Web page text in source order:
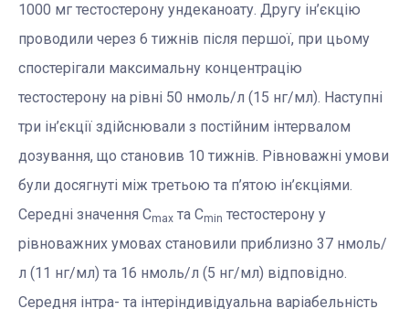
1000 мг тестостерону ундеканоату. Другу ін’єкцію
проводили через 6 тижнів після першої, при цьому
спостерігали максимальну концентрацію
тестостерону на рівні 50 нмоль/л (15 нг/мл). Наступні
три ін’єкції здійснювали з постійним інтервалом
дозування, що становив 10 тижнів. Рівноважні умови
були досягнуті між третьою та п’ятою ін’єкціями.
Середні значення Cmax та Cmin тестостерону у
рівноважних умовах становили приблизно 37 нмоль/
л (11 нг/мл) та 16 нмоль/л (5 нг/мл) відповідно.
Середня інтра- та інтеріндивідуальна варіабельність